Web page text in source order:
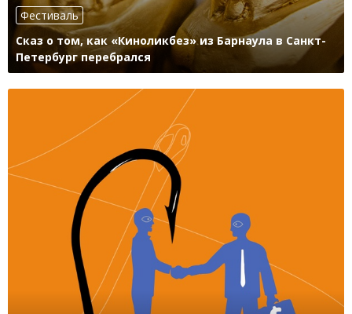
Фестиваль
Сказ о том, как «Киноликбез» из Барнаула в Санкт-
Петербург перебрался